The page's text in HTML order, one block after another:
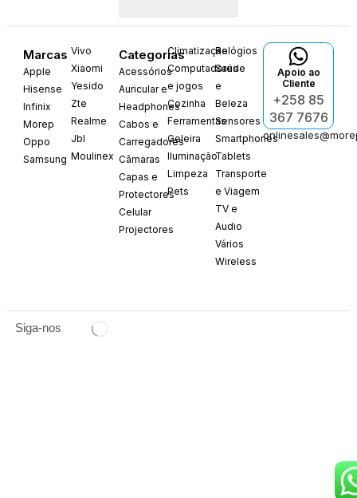
Marcas
Apple
Hisense
Infinix
Morep
Oppo
Samsung
Vivo
Xiaomi
Yesido
Zte
Realme
Jbl
Moulinex
Categorias
Acessórios
Auricular e
Headphones
Cabos e
Carregadores
Câmaras
Capas e
Protectores
Celular
Projectores
Climatização
Computadores
e jogos
Cozinha
Ferramentas
Geleira
Iluminação
Limpeza
Pets
Relógios
Saúde
e
Beleza
Sensores
Smartphones
Tablets
Transporte
e Viagem
TV e
Audio
Vários
Wireless
Apoio ao
Cliente
+258 85
367 7676
Siga-nos